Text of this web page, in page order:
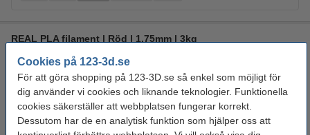
Cookies på 123-3d.se
För att göra shopping på 123-3D.se så enkel som möjligt för
dig använder vi cookies och liknande teknologier. Funktionella
cookies säkerställer att webbplatsen fungerar korrekt.
Dessutom har de en analytisk funktion som hjälper oss att
REAL PLA filament | Röd | 1,75mm | 3kg
PLA DFP02063
Se specifikationerna och beskrivningen
EU-lager 5-7dgr
950 kr